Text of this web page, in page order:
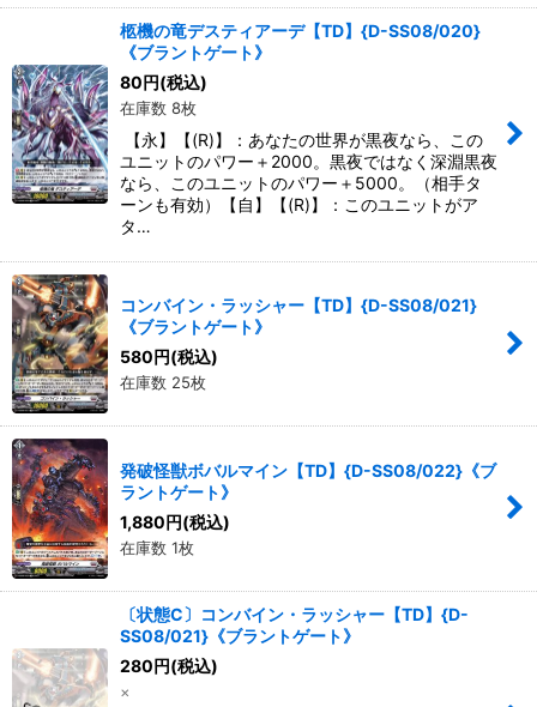
柩機の竜デスティアーデ【TD】{D-SS08/020}
《ブラントゲート》
80円(税込)
在庫数 8枚
【永】【(R)】：あなたの世界が黒夜なら、この
ユニットのパワー＋2000。黒夜ではなく深淵黒夜
なら、このユニットのパワー＋5000。（相手タ
ーンも有効）【自】【(R)】：このユニットがア
タ…
コンバイン・ラッシャー【TD】{D-SS08/021}
《ブラントゲート》
580円(税込)
在庫数 25枚
発破怪獣ボバルマイン【TD】{D-SS08/022}《ブ
ラントゲート》
1,880円(税込)
在庫数 1枚
〔状態C〕コンバイン・ラッシャー【TD】{D-
SS08/021}《ブラントゲート》
280円(税込)
×